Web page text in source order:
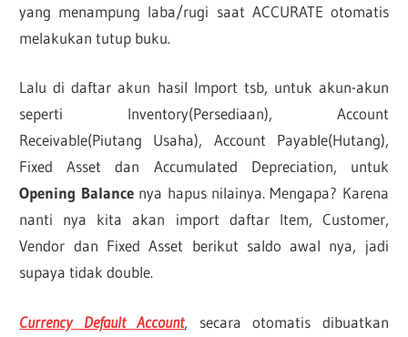
yang menampung laba/rugi saat ACCURATE otomatis
melakukan tutup buku.
Lalu di daftar akun hasil Import tsb, untuk akun-akun
seperti Inventory(Persediaan), Account
Receivable(Piutang Usaha), Account Payable(Hutang),
Fixed Asset dan Accumulated Depreciation, untuk
Opening Balancenya hapus nilainya. Mengapa? Karena
nanti nya kita akan import daftar Item, Customer,
Vendor dan Fixed Asset berikut saldo awal nya, jadi
supaya tidak double.
Currency Default Account, secara otomatis dibuatkan